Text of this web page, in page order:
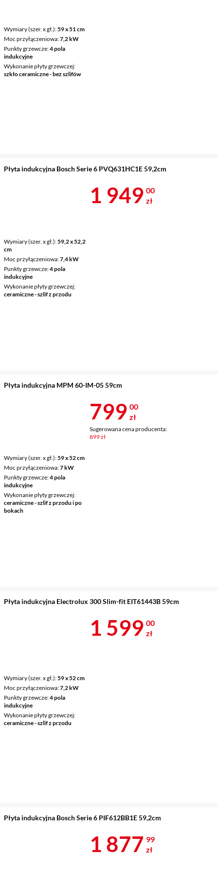
Wymiary (szer. x gł.) 59 x 51 cm
Moc przyłączeniowa 7,2 kW
Punkty grzewcze 4 pola
indukcyjne
Wykonanie płyty grzewczej
szkło ceramiczne - bez szlifów
Płyta indukcyjna Bosch Serie 6 PVQ631HC1E 59,2cm
Wymiary (szer. x gł.) 59,2 x 52,2
cm
Moc przyłączeniowa 7,4 kW
Punkty grzewcze 4 pola
indukcyjne
Wykonanie płyty grzewczej
ceramiczne - szlif z przodu
Cena 1 949 zł
1 949 00
zł
Płyta indukcyjna MPM 60-IM-05 59cm
Wymiary (szer. x gł.) 59 x 52 cm
Moc przyłączeniowa 7 kW
Punkty grzewcze 4 pola
indukcyjne
Wykonanie płyty grzewczej
ceramiczne - szlif z przodu i po
bokach
Cena 799 zł
799 00
zł
Sugerowana cena producenta:
899 zł
Płyta indukcyjna Electrolux 300 Slim-fit EIT61443B 59cm
Wymiary (szer. x gł.) 59 x 52 cm
Moc przyłączeniowa 7,2 kW
Punkty grzewcze 4 pola
indukcyjne
Wykonanie płyty grzewczej
ceramiczne - szlif z przodu
Cena 1 599 zł
1 599 00
zł
Płyta indukcyjna Bosch Serie 6 PIF612BB1E 59,2cm
Cena 1
1 877 99
zł